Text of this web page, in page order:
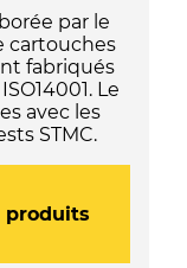
par le
cartouches
fabriqués
Le
avec les
STMC.
produits